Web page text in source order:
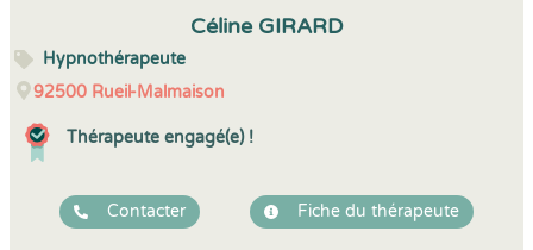
Céline GIRARD
Hypnothérapeute
92500 Rueil-Malmaison
Thérapeute engagé(e) !
Contacter Fiche du thérapeute